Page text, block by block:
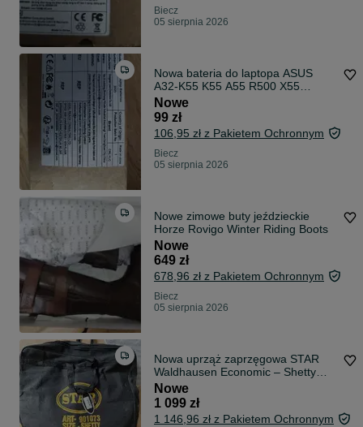
Biecz
05 sierpnia 2026
Nowa bateria do laptopa ASUS
A32-K55 K55 A55 R500 X55
4400mAh 49Wh
Nowe
99 zł
106,95 zł z Pakietem Ochronnym
Biecz
05 sierpnia 2026
Nowe zimowe buty jeździeckie
Horze Rovigo Winter Riding Boots
Nowe
649 zł
678,96 zł z Pakietem Ochronnym
Biecz
05 sierpnia 2026
Nowa uprząż zaprzęgowa STAR
Waldhausen Economic – Shetty
(SH) – komplet skórzany
Nowe
1 099 zł
1 146,96 zł z Pakietem Ochronnym